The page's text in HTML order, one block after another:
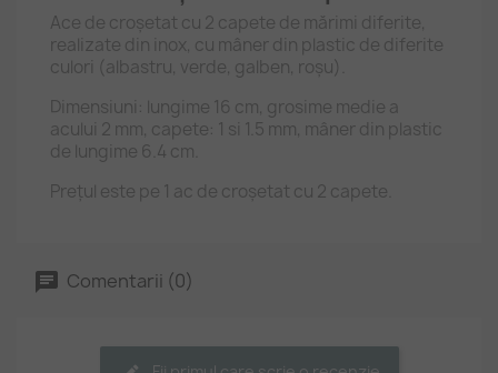
Ace de croșetat cu 2 capete de mărimi diferite,
realizate din inox, cu mâner din plastic de diferite
culori (albastru, verde, galben, roșu).
Dimensiuni: lungime 16 cm, grosime medie a
acului 2 mm, capete: 1 si 1.5 mm, mâner din plastic
de lungime 6.4 cm.
Prețul este pe 1 ac de croșetat cu 2 capete.
Comentarii (0)